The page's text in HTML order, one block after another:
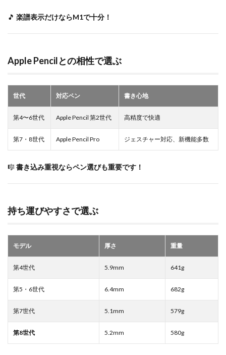
🎵 楽譜表示だけならM1で十分！
Apple Pencilとの相性で選ぶ
世代 対応ペン 書き心地
第4〜6世代 Apple Pencil 第2世代 高精度で快適
第7・8世代 Apple Pencil Pro ジェスチャー対応、新機能多数
🎼書き込み重視ならペン選びも重要です！
持ち運びやすさで選ぶ
モデル 厚さ 重量
第4世代 5.9mm 641g
第5・6世代 6.4mm 682g
第7世代 5.1mm 579g
第8世代 5.2mm 580g